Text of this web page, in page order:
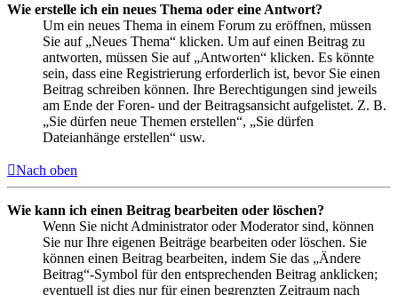
Wie erstelle ich ein neues Thema oder eine Antwort?
Um ein neues Thema in einem Forum zu eröffnen, müssen
Sie auf „Neues Thema“ klicken. Um auf einen Beitrag zu
antworten, müssen Sie auf „Antworten“ klicken. Es könnte
sein, dass eine Registrierung erforderlich ist, bevor Sie einen
Beitrag schreiben können. Ihre Berechtigungen sind jeweils
am Ende der Foren- und der Beitragsansicht aufgelistet. Z. B.
„Sie dürfen neue Themen erstellen“, „Sie dürfen
Dateianhänge erstellen“ usw.
Nach oben
Wie kann ich einen Beitrag bearbeiten oder löschen?
Wenn Sie nicht Administrator oder Moderator sind, können
Sie nur Ihre eigenen Beiträge bearbeiten oder löschen. Sie
können einen Beitrag bearbeiten, indem Sie das „Ändere
Beitrag“-Symbol für den entsprechenden Beitrag anklicken;
eventuell ist dies nur für einen begrenzten Zeitraum nach